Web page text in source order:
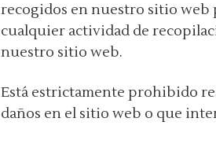
recogidos en nuestro sitio web
cualquier actividad de
nuestro sitio web.
Está estrictamente prohibido
daños en el sitio web o que